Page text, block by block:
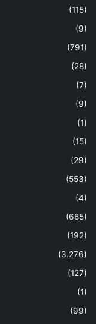
(115)
(9)
(791)
(28)
(7)
(9)
(1)
(15)
(29)
(553)
(4)
(685)
(192)
(3.276)
(127)
(1)
(99)